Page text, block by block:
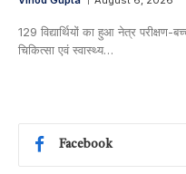
129 विद्यार्थियों का हुआ नेत्र
चिकित्सा एवं स्वास्थ्य…
Facebook